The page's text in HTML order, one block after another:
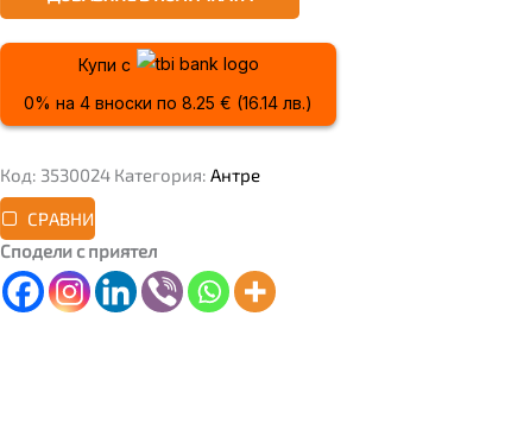
Купи с
0% на 4 вноски по 8.25 € (16.14 лв.)
Код: 3530024 Категория: Антре
СРАВНИ
Сподели с приятел